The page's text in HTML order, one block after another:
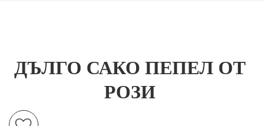
ДЪЛГО САКО ПЕПЕЛ ОТ
РОЗИ